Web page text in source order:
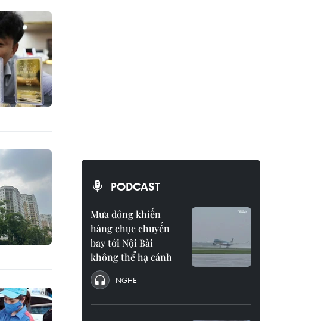
PODCAST
Mưa dông khiến
hàng chục chuyến
bay tới Nội Bài
không thể hạ cánh
NGHE